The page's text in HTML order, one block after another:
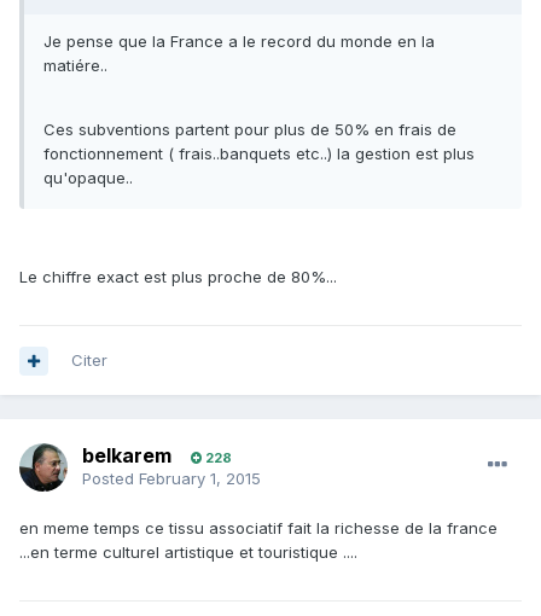
Je pense que la France a le record du monde en la
matiére..
Ces subventions partent pour plus de 50% en frais de
fonctionnement ( frais..banquets etc..) la gestion est plus
qu'opaque..
Le chiffre exact est plus proche de 80%...
Citer
belkarem 228
Posted February 1, 2015
en meme temps ce tissu associatif fait la richesse de la france
...en terme culturel artistique et touristique ....